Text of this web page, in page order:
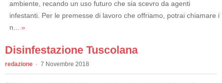
ambiente, recando un uso futuro che sia scevro da agenti
infestanti. Per le premesse di lavoro che offriamo, potrai chiamare i
n... »
Disinfestazione Tuscolana
redazione 7 Novembre 2018